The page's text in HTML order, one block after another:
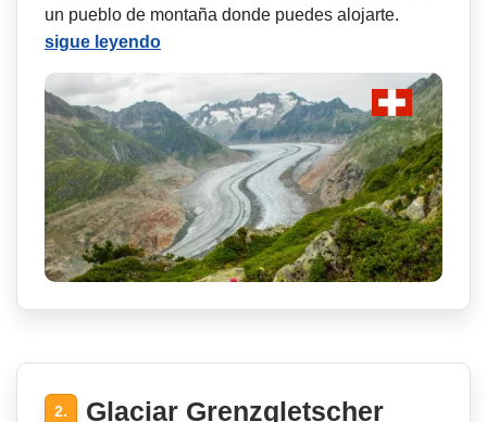
un pueblo de montaña donde puedes alojarte.
sigue leyendo
2. Glaciar Grenzgletscher